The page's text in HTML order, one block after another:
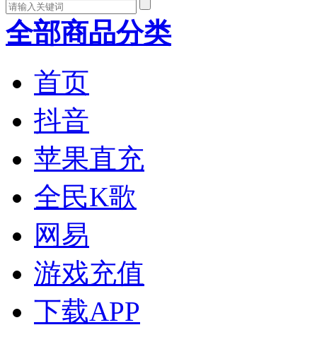
全部商品分类
首页
抖音
苹果直充
全民K歌
网易
游戏充值
下载APP